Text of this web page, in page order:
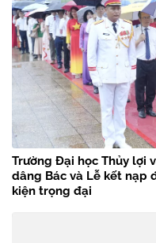
Trường Đại học Thủy lợi
dâng Bác và Lễ kết nạp
kiện trọng đại